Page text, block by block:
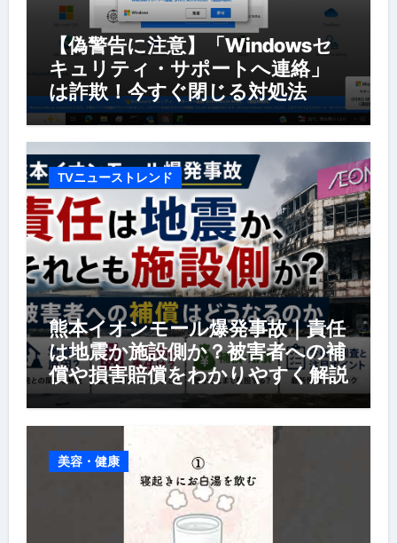
【偽警告に注意】「Windowsセ
キュリティ・サポートへ連絡」
は詐欺！今すぐ閉じる対処法
TVニューストレンド
熊本イオンモール爆発事故｜責任
は地震か施設側か？被害者への補
償や損害賠償をわかりやすく解説
美容・健康